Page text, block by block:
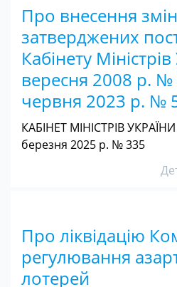
Про внесення
затверджених
Кабінету
вересня 2008 р. №
червня 2023 р. №
КАБІНЕТ МІНІСТРІВ
березня 2025 р. № 335
Про ліквідацію
регулювання
лотерей